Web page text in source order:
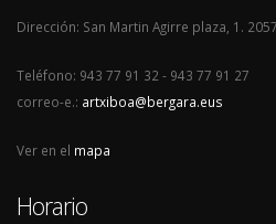
Dirección: San Martin Agirre plaza, 1.
Teléfono: 943 77 91 32 - 943 77 91 27
correo-e.: artxiboa@bergara.eus
Ver en el mapa
Horario